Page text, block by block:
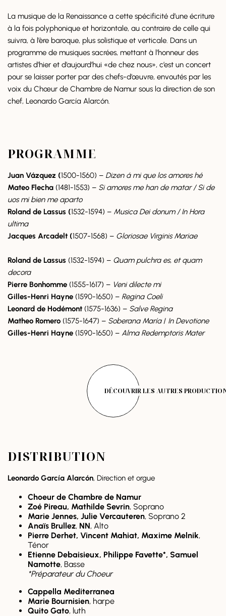
La musique de la Renaissance a cette spécificité d’une écriture
à la fois polyphonique et horizontale, au contraire de celle qui
suivra, à l’ère baroque, plus solistique et verticale. Dans un
programme de musiques sacrées, mettant à l’honneur des
artistes d’hier et d’aujourd’hui «de chez nous», c’est un concert
pour se laisser porter par des chefs-d’œuvre, envoutés par les
voix du Chœur de Chambre de Namur sous la direction de son
chef, Leonardo García Alarcón.
PROGRAMME
Juan Vázquez (1500-1560) – Dizen á mi que los amores hé
Mateo Flecha (1481-1553) – Si amores me han de matar / Si de
uos mi bien me aparto
Roland de Lassus (1532-1594) – Musica Dei donum / In Hora
ultima
Jacques Arcadelt (1507-1568) – Gloriosae Virginis Mariae
Roland de Lassus (1532-1594) – Quam pulchra es, et quam
decora
Pierre Bonhomme (1555-1617) – Veni dilecte mi
Gilles-Henri Hayne (1590-1650) – Regina Coeli
Leonard de Hodémont (1575-1636) – Salve Regina
Matheo Romero (1575-1647) – Soberana María/ In Devotione
Gilles-Henri Hayne (1590-1650) – Alma Redemptoris Mater
DÉCOUVRIR LES AUTRES
DISTRIBUTION
Leonardo García Alarcón, Direction et orgue
Choeur de Chambre de Namur
Zoé Pireau, Mathilde Sevrin, Soprano
Marie Jennes, Julie Vercauteren, Soprano 2
Anaïs Brullez, NN, Alto
Pierre Derhet, Vincent Mahiat, Maxime Melnik,
Ténor
Etienne Debaisieux, Philippe Favette*, Samuel
Namotte, Basse
*Préparateur du Choeur
Cappella Mediterranea
Marie Bournisien, harpe
Quito Gato, luth